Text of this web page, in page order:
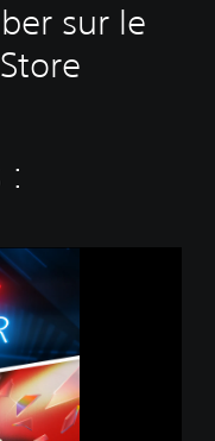
sur le
: